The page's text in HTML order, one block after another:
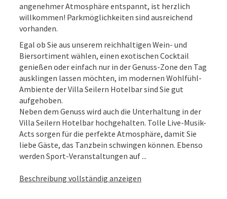
angenehmer Atmosphäre entspannt, ist herzlich
willkommen! Parkmöglichkeiten sind ausreichend
vorhanden.
Egal ob Sie aus unserem reichhaltigen Wein- und
Biersortiment wählen, einen exotischen Cocktail
genießen oder einfach nur in der Genuss-Zone den Tag
ausklingen lassen möchten, im modernen Wohlfühl-
Ambiente der Villa Seilern Hotelbar sind Sie gut
aufgehoben.
Neben dem Genuss wird auch die Unterhaltung in der
Villa Seilern Hotelbar hochgehalten. Tolle Live-Musik-
Acts sorgen für die perfekte Atmosphäre, damit Sie
liebe Gäste, das Tanzbein schwingen können. Ebenso
werden Sport-Veranstaltungen auf ...
Beschreibung vollständig anzeigen